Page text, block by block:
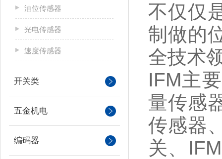
油位传感器
光电传感器
速度传感器
开关类
五金机电
编码器
不仅仅
制做的
全技术
IFM主
量传感
传感器
关、